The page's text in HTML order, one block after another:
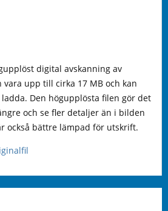
digital avskanning av
vara upp till cirka 17 MB och kan
Den högupplösta filen gör det
och se fler detaljer än i bilden
också bättre lämpad för utskrift.